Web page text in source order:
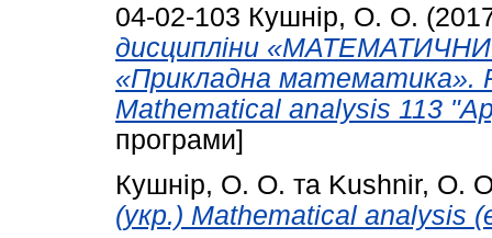
04-02-103 Кушнір, О. О.
дисципліни
«Прикладна математика».
Mathematical analysis 113
програми]
Кушнір, О. О. та Kushnir, O.
(укр.) Mathematical analysis